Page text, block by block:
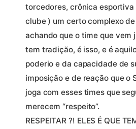
torcedores, crônica
clube ) um certo complexo
achando que o time que vem
tem tradição, é isso, e é
poderio e da capacidade de
imposição e de reação que o
joga com esses times que
merecem “respeito”.
RESPEITAR ?! ELES É QUE